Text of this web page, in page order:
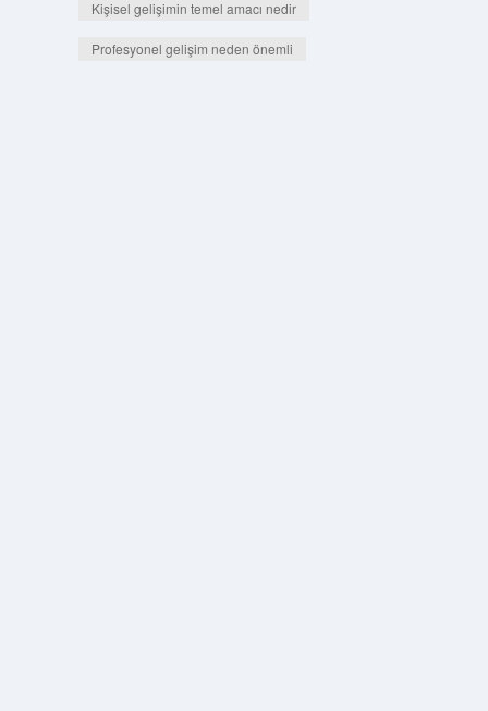
Kişisel gelişimin temel amacı nedir
Profesyonel gelişim neden önemli